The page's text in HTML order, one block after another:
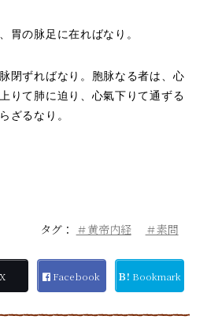
胃の脉足に在ればなり。
閉ずればなり。胞脉なる者は、心
りて肺に迫り、心氣下りて通ずる
ざるなり。
タグ： ＃黄帝内経 ＃素問
X Facebook Ｂ! Bookmark